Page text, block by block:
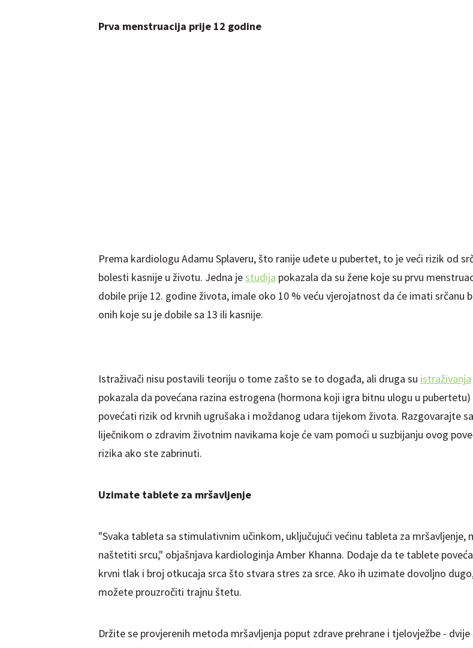
Prva menstruacija prije 12 godine
Prema kardiologu Adamu Splaveru, što ranije uđete u pubertet, to je veći rizik od
bolesti kasnije u životu. Jedna jestudija pokazala da su žene koje su prvu
dobile prije 12. godine života, imale oko 10 % veću vjerojatnost da će imati srčanu
onih koje su je dobile sa 13 ili kasnije.
Istraživači nisu postavili teoriju o tome zašto se to događa, ali druga su istraživanja
pokazala da povećana razina estrogena (hormona koji igra bitnu ulogu u
povećati rizik od krvnih ugrušaka i moždanog udara tijekom života. Razgovarajte
liječnikom o zdravim životnim navikama koje će vam pomoći u suzbijanju ovog
rizika ako ste zabrinuti.
Uzimate tablete za mršavljenje
"Svaka tableta sa stimulativnim učinkom, uključujući većinu tableta za mršavljenje,
naštetiti srcu," objašnjava kardiologinja Amber Khanna. Dodaje da te tablete
krvni tlak i broj otkucaja srca što stvara stres za srce. Ako ih uzimate dovoljno
možete prouzročiti trajnu štetu.
Držite se provjerenih metoda mršavljenja poput zdrave prehrane i tjelovježbe -